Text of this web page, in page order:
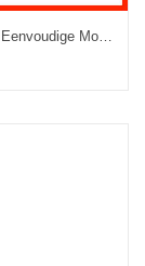
Sony Xperia 10 Plus Hoesje Hoes Groen Anti-fall Eenvoudige Mobiele Telefoon